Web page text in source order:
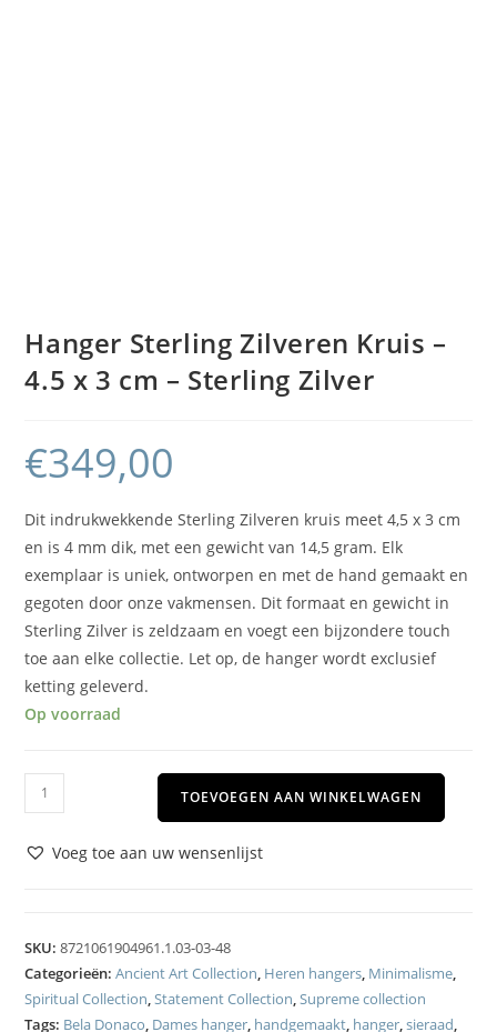
Hanger Sterling Zilveren Kruis –
4.5 x 3 cm – Sterling Zilver
€349,00
Dit indrukwekkende Sterling Zilveren kruis meet 4,5 x 3 cm
en is 4 mm dik, met een gewicht van 14,5 gram. Elk
exemplaar is uniek, ontworpen en met de hand gemaakt en
gegoten door onze vakmensen. Dit formaat en gewicht in
Sterling Zilver is zeldzaam en voegt een bijzondere touch
toe aan elke collectie. Let op, de hanger wordt exclusief
ketting geleverd.
Op voorraad
TOEVOEGEN AAN WINKELWAGEN
Voeg toe aan uw wensenlijst
SKU:8721061904961.1.03-03-48
Categorieën:Ancient Art Collection Heren hangers Minimalisme
Spiritual Collection Statement Collection Supreme collection
Tags: Bela Donaco Dames hanger handgemaakt hanger ,sieraad